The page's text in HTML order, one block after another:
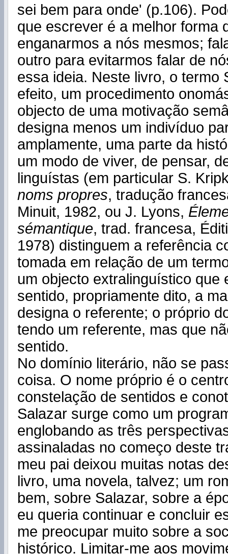
sei bem para onde' (p.106).
que escrever é a melhor forma
enganarmos a nós mesmos;
outro para evitarmos falar de
essa ideia. Neste livro, o termo
efeito, um procedimento
objecto de uma motivação
designa menos um indivíduo
amplamente, uma parte da
um modo de viver, de pensar,
linguístas (em particular S.
noms propres, tradução
Minuit, 1982, ou J. Lyons,
sémantique, trad. francesa,
1978) distinguem a referência
tomada em relação de um
um objecto extralinguístico que
sentido, propriamente dito, a
designa o referente; o próprio
tendo um referente, mas que
sentido.
No domínio literário, não se
coisa. O nome próprio é o
constelação de sentidos e
Salazar surge como um
englobando as três
assinaladas no começo deste
meu pai deixou muitas notas
livro, uma novela, talvez; um
bem, sobre Salazar, sobre a
eu queria continuar e concluir
me preocupar muito sobre a
histórico. Limitar-me aos